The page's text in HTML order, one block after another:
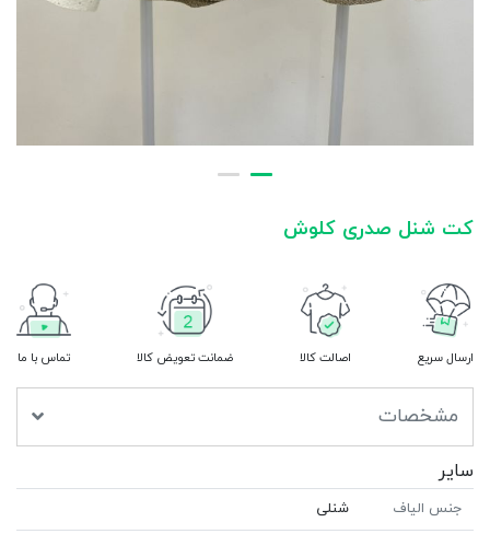
کت شنل صدری کلوش
ارسال سریع اصالت کالا ضمانت تعویض کالا تماس با ما
مشخصات
سایر
جنس الیاف شنلی